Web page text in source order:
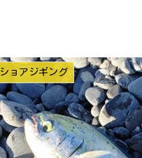
ショアジギング